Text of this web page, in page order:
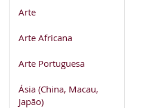
Arte
Arte Africana
Arte Portuguesa
Ásia (China, Macau,
Japão)